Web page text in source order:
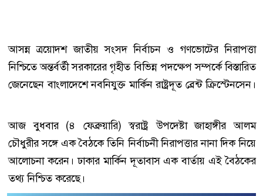
আসন্ন ত্রয়োদশ জাতীয় সংসদ নির্বাচন ও গণভোটের নিরাপত্তা
নিশ্চিতে অন্তর্বর্তী সরকারের গৃহীত বিভিন্ন পদক্ষেপ সম্পর্কে বিস্তারিত
জেনেছেন বাংলাদেশে নবনিযুক্ত মার্কিন রাষ্ট্রদূত ব্রেন্ট ক্রিস্টেনসেন।
আজ বুধবার (৪ ফেব্রুয়ারি) স্বরাষ্ট্র উপদেষ্টা জাহাঙ্গীর আলম
চৌধুরীর সঙ্গে এক বৈঠকে তিনি নির্বাচনী নিরাপত্তার নানা দিক নিয়ে
আলোচনা করেন। ঢাকার মার্কিন দূতাবাস এক বার্তায় এই বৈঠকের
তথ্য নিশ্চিত করেছে।